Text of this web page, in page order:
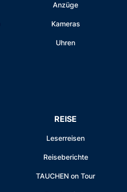
Anzüge
Kameras
Uhren
REISE
Leserreisen
Reiseberichte
TAUCHEN on Tour